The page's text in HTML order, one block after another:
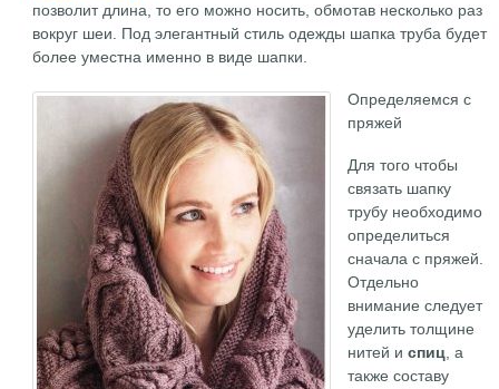
позволит длина, то его можно носить, обмотав несколько раз
вокруг шеи. Под элегантный стиль одежды шапка труба будет
более уместна именно в виде шапки.
Определяемся с
пряжей
Для того чтобы
связать шапку
трубу необходимо
определиться
сначала с пряжей.
Отдельно
внимание следует
уделить толщине
нитей испиц , а
также составу